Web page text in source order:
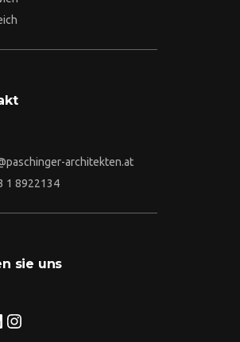
architekten.at
1 8922134
sie uns
instagram